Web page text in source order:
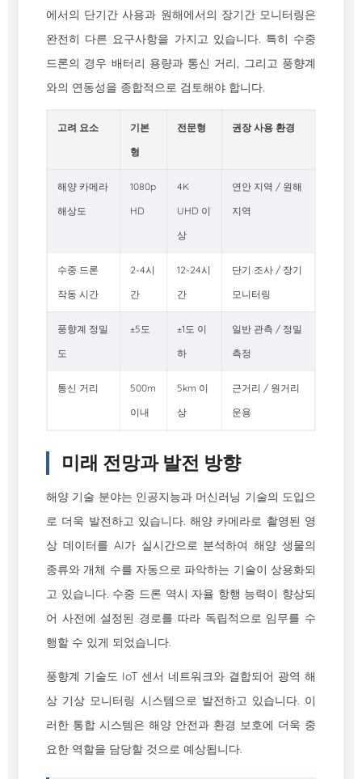
에서의 단기간 사용과 원해에서의 장기간 모니터링은
완전히 다른 요구사항을 가지고 있습니다. 특히 수중
드론의 경우 배터리 용량과 통신 거리, 그리고 풍향계
와의 연동성을 종합적으로 검토해야 합니다.
고려 요소
기본
형
전문형 권장 사용 환경
해양 카메라
해상도
1080p
HD
4K
UHD 이
상
연안 지역 / 원해
지역
수중 드론
작동 시간
2-4시
간
12-24시
간
단기 조사 / 장기
모니터링
풍향계 정밀
도
±5도
±1도 이
하
일반 관측 / 정밀
측정
통신 거리
500m
이내
5km 이
상
근거리 / 원거리
운용
미래 전망과 발전 방향
해양 기술 분야는 인공지능과 머신러닝 기술의 도입으
로 더욱 발전하고 있습니다. 해양 카메라로 촬영된 영
상 데이터를 AI가 실시간으로 분석하여 해양 생물의
종류와 개체 수를 자동으로 파악하는 기술이 상용화되
고 있습니다. 수중 드론 역시 자율 항행 능력이 향상되
어 사전에 설정된 경로를 따라 독립적으로 임무를 수
행할 수 있게 되었습니다.
풍향계 기술도 IoT 센서 네트워크와 결합되어 광역 해
상 기상 모니터링 시스템으로 발전하고 있습니다. 이
러한 통합 시스템은 해양 안전과 환경 보호에 더욱 중
요한 역할을 담당할 것으로 예상됩니다.